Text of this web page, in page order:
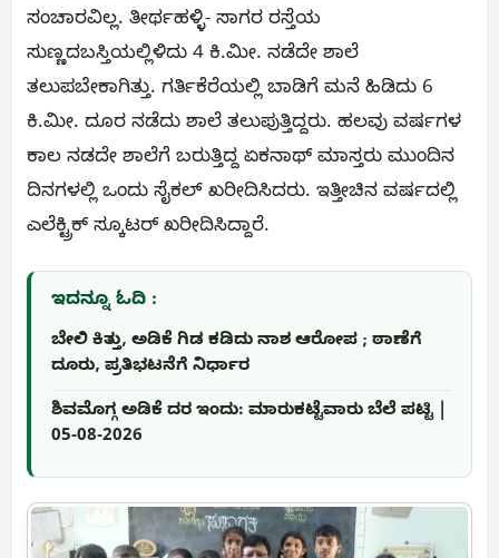
ಸಂಚಾರವಿಲ್ಲ. ತೀರ್ಥಹಳ್ಳಿ- ಸಾಗರ ರಸ್ತೆಯ
ಸುಣ್ಣದಬಸ್ತಿಯಲ್ಲಿಳಿದು 4 ಕಿ.ಮೀ. ನಡೆದೇ ಶಾಲೆ
ತಲುಪಬೇಕಾಗಿತ್ತು. ಗರ್ತಿಕೆರೆಯಲ್ಲಿ ಬಾಡಿಗೆ ಮನೆ ಹಿಡಿದು 6
ಕಿ.ಮೀ. ದೂರ ನಡೆದು ಶಾಲೆ ತಲುಪುತ್ತಿದ್ದರು. ಹಲವು ವರ್ಷಗಳ
ಕಾಲ ನಡದೇ ಶಾಲೆಗೆ ಬರುತ್ತಿದ್ದ ಏಕನಾಥ್ ಮಾಸ್ತರು ಮುಂದಿನ
ದಿನಗಳಲ್ಲಿ ಒಂದು ಸೈಕಲ್ ಖರೀದಿಸಿದರು. ಇತ್ತೀಚಿನ ವರ್ಷದಲ್ಲಿ
ಎಲೆಕ್ಟ್ರಿಕ್ ಸ್ಕೂಟರ್ ಖರೀದಿಸಿದ್ದಾರೆ.
ಇದನ್ನೂ ಓದಿ :
ಬೇಲಿ ಕಿತ್ತು, ಅಡಿಕೆ ಗಿಡ ಕಡಿದು ನಾಶ ಆರೋಪ ; ಠಾಣೆಗೆ
ದೂರು, ಪ್ರತಿಭಟನೆಗೆ ನಿರ್ಧಾರ
ಶಿವಮೊಗ್ಗ ಅಡಿಕೆ ದರ ಇಂದು: ಮಾರುಕಟ್ಟೆವಾರು ಬೆಲೆ ಪಟ್ಟಿ |
05-08-2026